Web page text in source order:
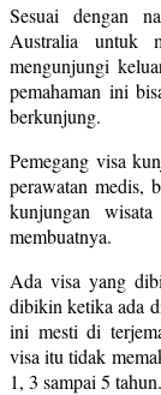
Sesuai dengan
Australia untuk
mengunjungi
pemahaman ini
berkunjung.
Pemegang visa
perawatan medis,
kunjungan
membuatnya.
Ada visa yang
dibikin ketika ada
ini mesti di
visa itu tidak
1, 3 sampai 5 tahun.